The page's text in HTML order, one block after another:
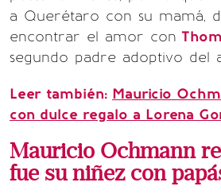
a Querétaro con su mamá,
encontrar el amor con
segundo padre adoptivo del
Leer también: Mauricio
con dulce regalo a Lorena
Mauricio Ochmann
fue su niñez con